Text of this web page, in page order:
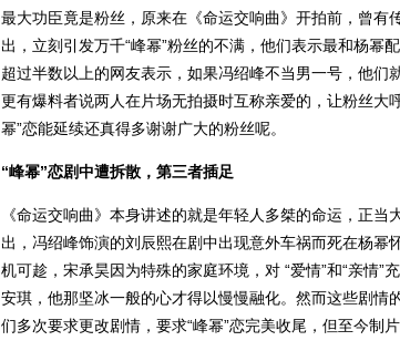
最大功臣竟是粉丝，原来在《命运交响曲》开拍前，曾有
出，立刻引发万千“峰幂”粉丝的不满，他们表示最和杨幂
超过半数以上的网友表示，如果冯绍峰不当男一号，他们
更有爆料者说两人在片场无拍摄时互称亲爱的，让粉丝大
幂”恋能延续还真得多谢谢广大的粉丝呢。
“峰幂”恋剧中遭拆散，第三者插足
《命运交响曲》本身讲述的就是年轻人多桀的命运，正当
出，冯绍峰饰演的刘辰熙在剧中出现意外车祸而死在杨幂
机可趁，宋承昊因为特殊的家庭环境，对 “爱情”和“亲情”
安琪，他那坚冰一般的心才得以慢慢融化。然而这些剧情
们多次要求更改剧情，要求“峰幂”恋完美收尾，但至今制